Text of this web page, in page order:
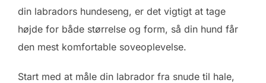
din labradors hundeseng, er det vigtigt at tage
højde for både størrelse og form, så din hund får
den mest komfortable soveoplevelse.
Start med at måle din labrador fra snude til hale,